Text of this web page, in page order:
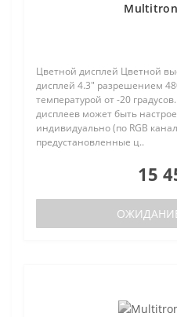
Цветной дисплей Цветной
дисплей 4.3" разрешением
температурой от -20
дисплеев может быть
индивидуально (по RGB
предустановленные ц..
15